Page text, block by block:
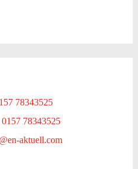
78343525
0157 78343525
aktuell.com